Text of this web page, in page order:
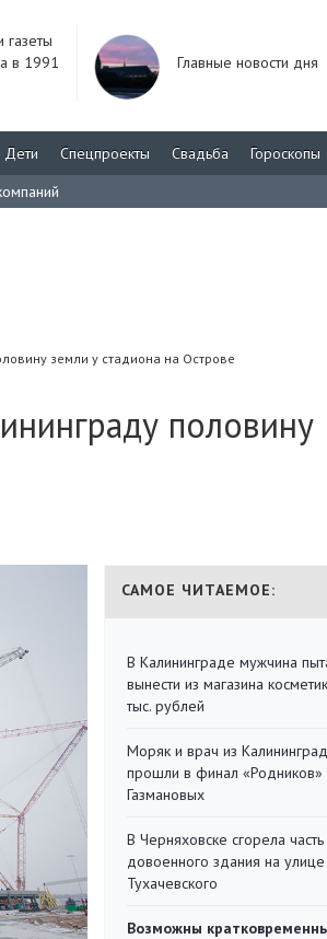
газеты
в 1991
Главные новости дня
Дети Спецпроекты Свадьба
Гороскопы
земли у стадиона на Острове
половину
САМОЕ ЧИТАЕМОЕ:
В Калининграде мужчина
вынести из магазина
тыс. рублей
Моряк и врач из
прошли в финал «Родников»
Газмановых
В Черняховске сгорела часть
довоенного здания на улице
Тухачевского
Возможны